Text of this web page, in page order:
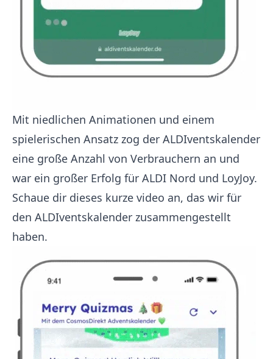
Mit niedlichen Animationen und einem
spielerischen Ansatz zog der ALDIventskalender
eine große Anzahl von Verbrauchern an und
war ein großer Erfolg für ALDI Nord und LoyJoy.
Schaue dir dieses kurze video an, das wir für
den ALDIventskalender zusammengestellt
haben.